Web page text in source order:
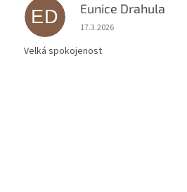
ED Eunice Drahula
Hodnocení obchodu je 5
17.3.2026
Velká spokojenost